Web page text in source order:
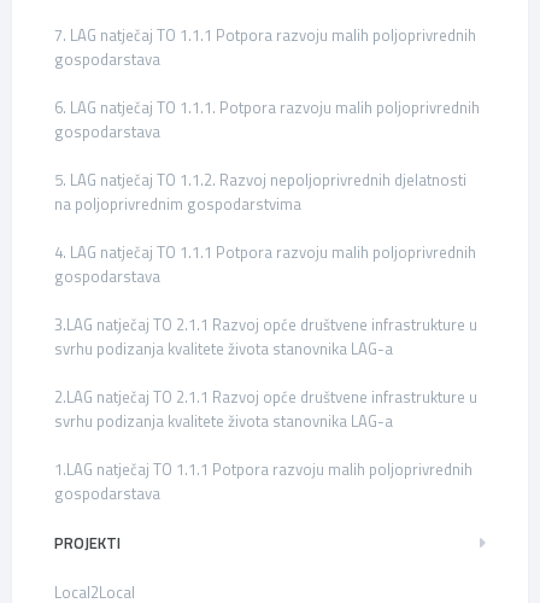
7. LAG natječaj TO 1.1.1 Potpora razvoju malih poljoprivrednih
gospodarstava
6. LAG natječaj TO 1.1.1. Potpora razvoju malih poljoprivrednih
gospodarstava
5. LAG natječaj TO 1.1.2. Razvoj nepoljoprivrednih djelatnosti
na poljoprivrednim gospodarstvima
4. LAG natječaj TO 1.1.1 Potpora razvoju malih poljoprivrednih
gospodarstava
3.LAG natječaj TO 2.1.1 Razvoj opće društvene infrastrukture u
svrhu podizanja kvalitete života stanovnika LAG-a
2.LAG natječaj TO 2.1.1 Razvoj opće društvene infrastrukture u
svrhu podizanja kvalitete života stanovnika LAG-a
1.LAG natječaj TO 1.1.1 Potpora razvoju malih poljoprivrednih
gospodarstava
PROJEKTI
Local2Local